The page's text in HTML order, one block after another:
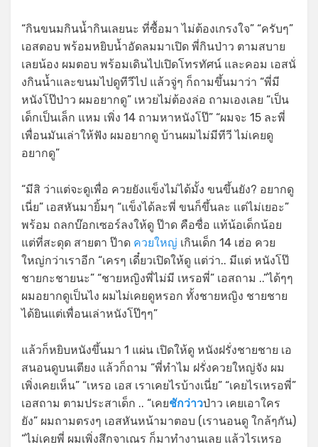
“กินขนมกินน้ำกินเลยนะ ที่ซื้อมา ไม่ต้องเกรงใจ” “ครับๆ”
เอสตอบ พร้อมหยิบน้ำอัดลมมาเปิด พี่กินป่าว ตามสบาย
เลยน้อง ผมตอบ พร้อมเดินไปเปิดโทรทัศน์ และคอม เอสนั่
งกินน้ำและขนมไปดูทีวีไป แล้วจู่ๆ ก็ถามขึ้นมาว่า “พี่มี
หนังโป๊ป่าว ผมอยากดู” เหวยไม่ต้องล่อ ถามเองเลย “เป็น
เด็กเป็นเล็ก แหม เพิ่ง 14 ถามหาหนังโป๊” “ผมจะ 15 ละพี่
เพื่อนมันเล่าให้ฟัง ผมอยากดู บ้านผมไม่มีทีวี ไม่เคยดู
อยากดู”
“มีสิ ว่าแต่จะดูเพื่อ ควยยังแข็งไม่ได้มั้ง ขนขึ้นยัง? อยากดู
เนี่ย” เอสหันมายิ้มๆ “แข็งได้ละพี่ ขนก็ขึ้นละ แต่ไม่เยอะ”
พร้อม ถลกบ๊อกเซอร์ลงให้ดู ป๊าด คือซื่อ แท้น้อเด็กน้อย
แต่ที่สะดุด สายตา ป๊าด ควยใหญ่ เกินเด็ก 14 เฮ่อ ควย
ใหญ่กว่าเราอีก “เครๆ เดี๋ยวเปิดให้ดู แต่ว่า.. มีแต่ หนังโป๊
ชายกะชายนะ” “ชายหญิงพี่ไม่มี เหรอพี่” เอสถาม ..”ได้ๆๆ
ผมอยากดูเป็นไง ผมไม่เคยดูหรอก ทั้งชายหญิง ชายชาย
ได้ยินแต่เพื่อนเล่าหนังโป๊ๆๆ”
แล้วก็หยิบหนังขึ้นมา 1 แผ่น เปิดให้ดู หนังฝรั่งชายชาย เอ
สนอนดูบนเตียง แล้วก็ถาม “พี่ทำไม ฝรั่งควยใหญ่จัง ผม
เพิ่งเคยเห็น” “เหรอ เอส เราเคยไรบ้างเนี่ย” “เคยไรเหรอพี่”
เอสถาม ตามประสาเด็ก .. “เคยชักว่าวป่าว เคยเอาใคร
ยัง” ผมถามตรงๆ เอสหันหน้ามาตอบ (เรานอนดู ใกล้ๆกัน)
“ไม่เคยพี่ ผมเพิ่งสึกจาเณร ก็มาทำงานเลย แล้วไรเหรอ